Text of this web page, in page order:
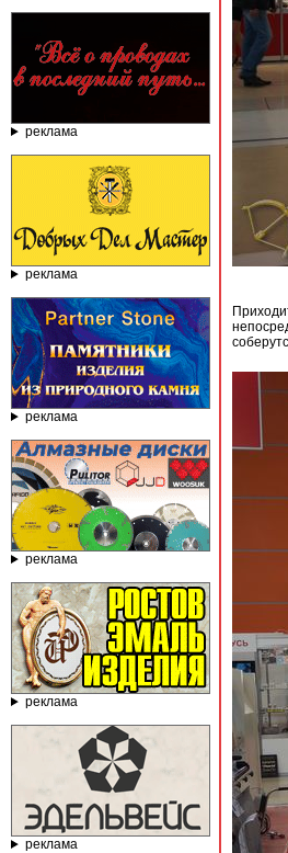
реклама
реклама
реклама
реклама
реклама
реклама